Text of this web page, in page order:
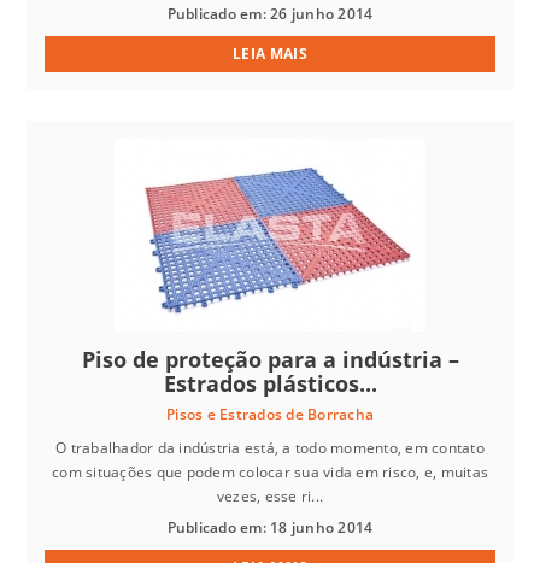
Publicado em: 26 junho 2014
LEIA MAIS
Piso de proteção para a indústria –
Estrados plásticos...
Pisos e Estrados de Borracha
O trabalhador da indústria está, a todo momento, em contato
com situações que podem colocar sua vida em risco, e, muitas
vezes, esse ri...
Publicado em: 18 junho 2014